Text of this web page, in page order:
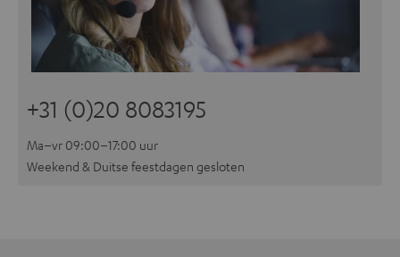
+31 (0)20 8083195
Ma–vr 09:00–17:00 uur
Weekend & Duitse feestdagen gesloten